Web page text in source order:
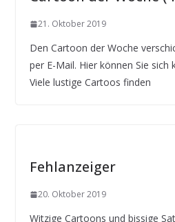
21. Oktober 2019
Den Cartoon der Woche
per E-Mail. Hier können Sie sich
Viele lustige Cartoos finden
Fehlanzeiger
20. Oktober 2019
Witzige Cartoons und bissige